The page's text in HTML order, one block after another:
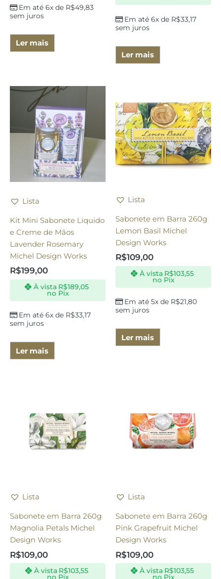
Em até 6x de R$49,83
sem juros
Ler mais
Em até 6x de R$33,17
sem juros
Ler mais
Lista
Kit Mini Sabonete Liquido
e Creme de Mãos
Lavender Rosemary
Michel Design Works
R$199,00
Em até 6x de R$33,17
sem juros
À vista R$189,05
no Pix
Ler mais
Lista
Sabonete em Barra 260g
Lemon Basil Michel
Design Works
R$109,00
Em até 5x de R$21,80
sem juros
À vista R$103,55
no Pix
Ler mais
Lista
Sabonete em Barra 260g
Magnolia Petals Michel
Design Works
R$109,00
À vista R$103,55
no Pix
Lista
Sabonete em Barra 260g
Pink Grapefruit Michel
Design Works
R$109,00
À vista R$103,55
no Pix